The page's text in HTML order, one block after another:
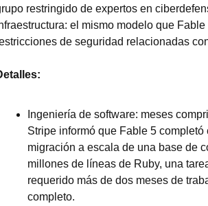
restringido de expertos en
el mismo modelo que
de seguridad relacionadas
Ingeniería de software: meses
Stripe informó que Fable 5 completó
migración a escala de una base de
millones de líneas de Ruby, una
requerido más de dos meses de
completo.